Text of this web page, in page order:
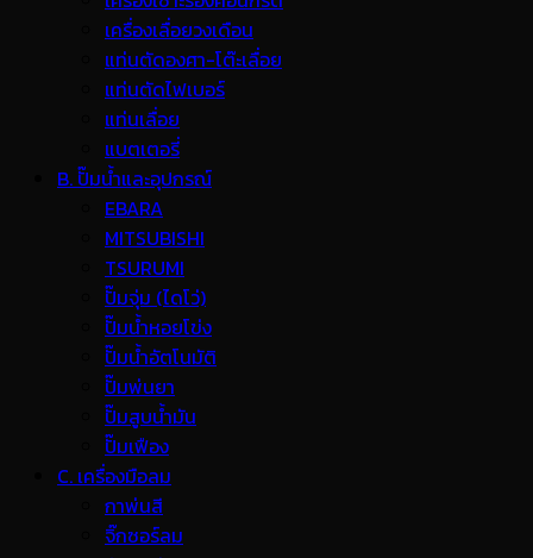
เครื่องเลื่อยวงเดือน
แท่นตัดองศา-โต๊ะเลื่อย
แท่นตัดไฟเบอร์
แท่นเลื่อย
แบตเตอรี่
B. ปั๊มน้ำและอุปกรณ์
EBARA
MITSUBISHI
TSURUMI
ปั๊มจุ่ม (ไดโว่)
ปั๊มน้ำหอยโข่ง
ปั๊มน้ำอัตโนมัติ
ปั๊มพ่นยา
ปั๊มสูบน้ำมัน
ปั๊มเฟือง
C. เครื่องมือลม
กาพ่นสี
จิ๊กซอร์ลม